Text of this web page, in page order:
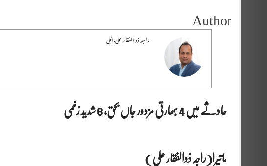
Author
راجہ ذوالفقار علی،اٹلی
حادثے میں 4 بھارتی مزدور جاں بحق، 6 شدید زخمی
ماتیرا(راجہ ذوالفقار علی )